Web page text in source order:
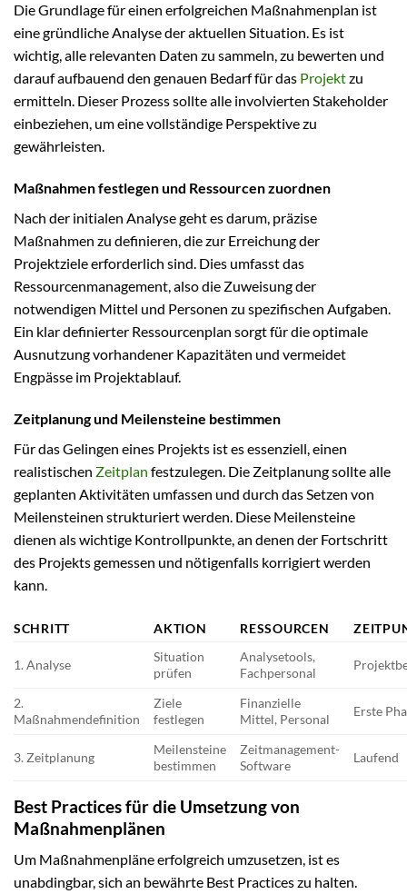
Die Grundlage für einen erfolgreichen Maßnahmenplan ist
eine gründliche Analyse der aktuellen Situation. Es ist
wichtig, alle relevanten Daten zu sammeln, zu bewerten und
darauf aufbauend den genauen Bedarf für das Projektzu
ermitteln. Dieser Prozess sollte alle involvierten Stakeholder
einbeziehen, um eine vollständige Perspektive zu
gewährleisten.
Maßnahmen festlegen und Ressourcen zuordnen
Nach der initialen Analyse geht es darum, präzise
Maßnahmen zu definieren, die zur Erreichung der
Projektziele erforderlich sind. Dies umfasst das
Ressourcenmanagement, also die Zuweisung der
notwendigen Mittel und Personen zu spezifischen Aufgaben.
Ein klar definierter Ressourcenplan sorgt für die optimale
Ausnutzung vorhandener Kapazitäten und vermeidet
Engpässe im Projektablauf.
Zeitplanung und Meilensteine bestimmen
Für das Gelingen eines Projekts ist es essenziell, einen
realistischen Zeitplan festzulegen. Die Zeitplanung sollte alle
geplanten Aktivitäten umfassen und durch das Setzen von
Meilensteinen strukturiert werden. Diese Meilensteine
dienen als wichtige Kontrollpunkte, an denen der Fortschritt
des Projekts gemessen und nötigenfalls korrigiert werden
kann.
SCHRITT AKTION RESSOURCEN
1. Analyse
Situation
prüfen
Analysetools,
Fachpersonal
2.
Maßnahmendefinition
Ziele
festlegen
Finanzielle
Mittel, Personal
Erste
3. Zeitplanung
Meilensteine
bestimmen
Zeitmanagement-
Software
Laufend
Best Practices für die Umsetzung von
Maßnahmenplänen
Um Maßnahmenpläne erfolgreich umzusetzen, ist es
unabdingbar, sich an bewährte Best Practices zu halten.